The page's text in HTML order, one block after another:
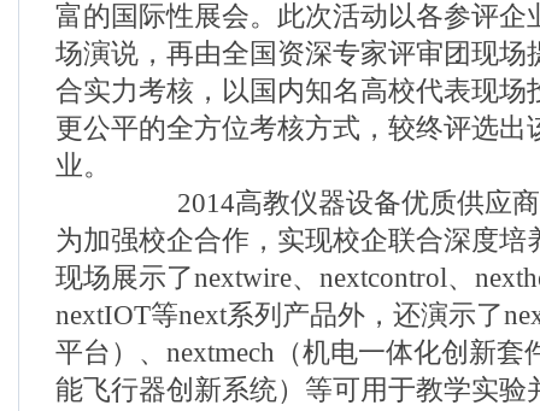
富的国际性展会。此次活动以各参评企
场演说，再由全国资深专家评审团现场
合实力考核，以国内知名高校代表现场
更公平的全方位考核方式，较终评选出
业。
2014高教仪器设备优质供应
为加强校企合作，实现校企联合深度培
现场展示了nextwire、nextcontrol、
nextIOT等next系列产品外，还演示了
平台）、nextmech（机电一体化创新套
能飞行器创新系统）等可用于教学实验